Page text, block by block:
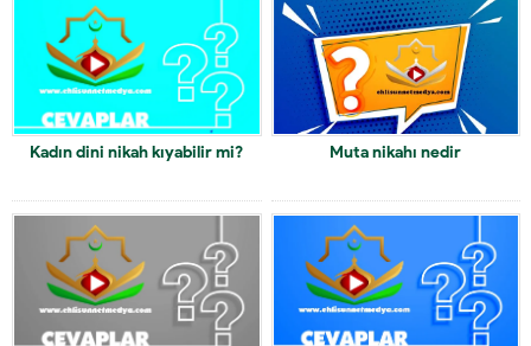
Kadın dini nikah kıyabilir mi? Muta nikahı nedir